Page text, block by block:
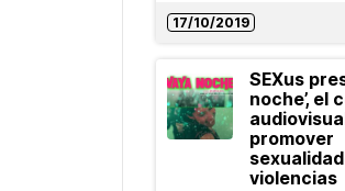
17/10/2019
SEXus
noche’, el
promover
violencias